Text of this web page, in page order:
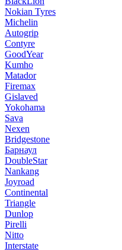
Nokian Tyres
Michelin
Autogrip
Contyre
GoodYear
Kumho
Matador
Firemax
Gislaved
Yokohama
Sava
Nexen
Bridgestone
Барнаул
DoubleStar
Nankang
Joyroad
Continental
Triangle
Dunlop
Pirelli
Nitto
Interstate